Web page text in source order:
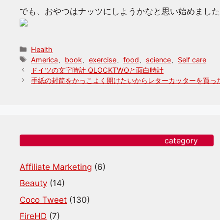
でも、おやつはナッツにしようかなと思い始めました
カ
テ
ゴ
リ
Health
タ
グ
America book 、exercise 、food science
Self care
ドイツの文字時計 QLOCKTWOと面白時計
手紙の封筒をかっこよく開けたいからレターカッターを買
category
Affiliate Marketing (6)
Beauty (14)
Coco Tweet (130)
FireHD (7)